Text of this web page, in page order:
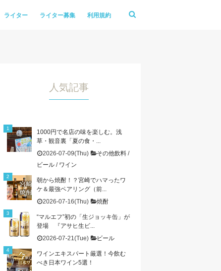
ライター ライター募集 利用規約
人気記事
1000円で名店の味を楽しむ。浅
草・観音裏「夏の食・...
2026-07-09(Thu)
その他飲料 /
ビール / ワイン
朝から焼酎！？宮崎でハマったワ
ケ＆最強ペアリング（前...
2026-07-16(Thu)
焼酎
“マルエフ”初の「生ジョッキ缶」が
登場 『アサヒ生ビ...
2026-07-21(Tue)
ビール
ワインエキスパート厳選！今飲む
べき日本ワイン5選！